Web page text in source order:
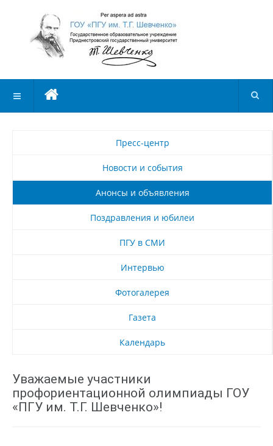
Пресс-центр
Новости и события
Анонсы и объявления
Поздравления и юбилеи
ПГУ в СМИ
Интервью
Фотогалерея
Газета
Календарь
Уважаемые участники
профориентационной олимпиады ГОУ
«ПГУ им. Т.Г. Шевченко»!